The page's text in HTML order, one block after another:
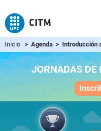
Inicio > Agenda > Introducción
JORNADAS DE